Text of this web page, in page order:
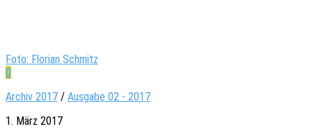
Foto: Florian Schmitz
0
Archiv 2017 / Ausgabe 02 - 2017
1. März 2017